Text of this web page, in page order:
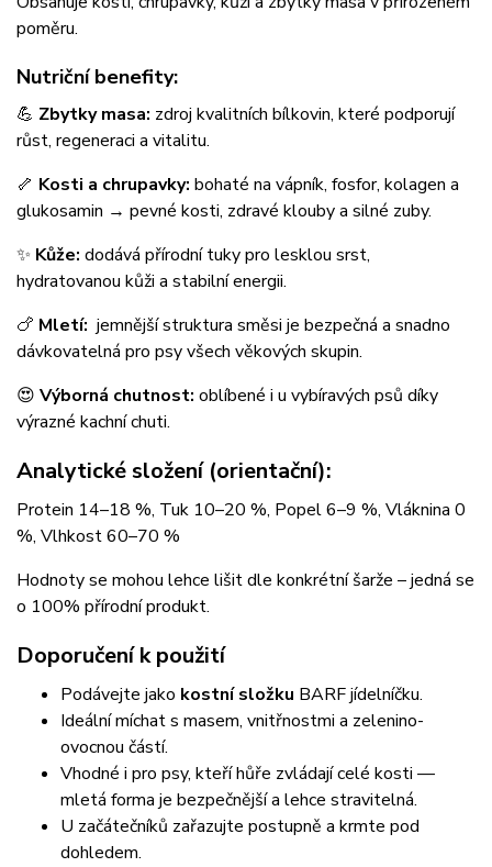
poměru.
Nutriční benefity:
💪 Zbytky masa: zdroj kvalitních bílkovin, které podporují
růst, regeneraci a vitalitu.
🦴 Kosti a chrupavky: bohaté na vápník, fosfor, kolagen a
glukosamin → pevné kosti, zdravé klouby a silné zuby.
✨ Kůže: dodává přírodní tuky pro lesklou srst,
hydratovanou kůži a stabilní energii.
🍗 Mletí: jemnější struktura směsi je bezpečná a snadno
dávkovatelná pro psy všech věkových skupin.
😍 Výborná chutnost: oblíbené i u vybíravých psů díky
výrazné kachní chuti.
Analytické složení (orientační):
Protein 14–18 %, Tuk 10–20 %, Popel 6–9 %, Vláknina 0
%, Vlhkost 60–70 %
Hodnoty se mohou lehce lišit dle konkrétní šarže – jedná se
o 100% přírodní produkt.
Doporučení k použití
Podávejte jako kostní složku BARF jídelníčku.
Ideální míchat s masem, vnitřnostmi a zelenino-
ovocnou částí.
Vhodné i pro psy, kteří hůře zvládají celé kosti —
mletá forma je bezpečnější a lehce stravitelná.
U začátečníků zařazujte postupně a krmte pod
dohledem.